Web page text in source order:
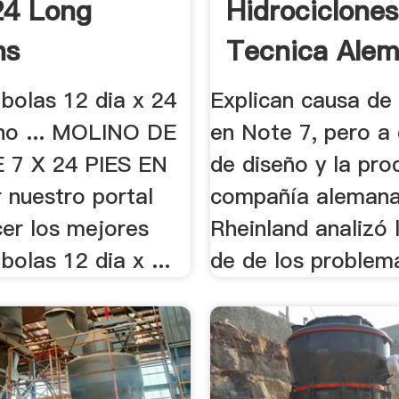
Long
12 dia x 24
... MOLINO DE
7 X 24 PIES EN
nuestro portal
los mejores
12 dia x ...
Hidrociclones
Tecnica
Calidad
Explican causa
en Note 7, pero
de diseño y la
compañía
Rheinland analizó
de de los